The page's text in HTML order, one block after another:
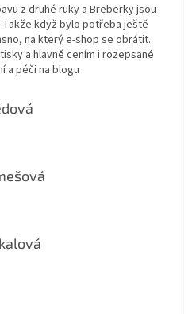
z druhé ruky a Breberky jsou
když bylo potřeba ještě
na který e-shop se obrátit.
a hlavně cením i rozepsané
a péči na blogu
je 5 z 5 hvězdiček.
je 5 z 5 hvězdiček.
je 5 z 5 hvězdiček.